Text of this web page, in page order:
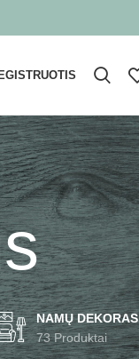
NAMŲ DEKORAS
73 Produktai